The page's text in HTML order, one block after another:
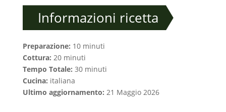
Informazioni ricetta
Preparazione: 10 minuti
Cottura: 20 minuti
Tempo Totale: 30 minuti
Cucina: italiana
Ultimo aggiornamento: 21 Maggio 2026